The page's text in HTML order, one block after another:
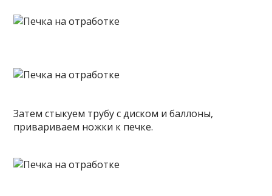
Затем стыкуем трубу с диском и баллоны,
привариваем ножки к печке.